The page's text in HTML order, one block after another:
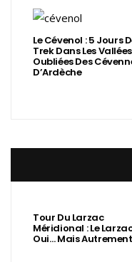
Le Cévenol : 5 Jours
Trek Dans Les Vallées
Oubliées Des
D’Ardèche
Tour Du Larzac
Méridional : Le
Oui… Mais